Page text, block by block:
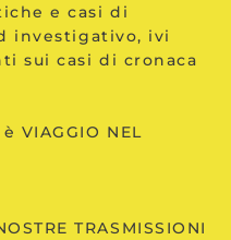
e casi di
investigativo, ivi
sui casi di cronaca
VIAGGIO NEL
TRASMISSIONI